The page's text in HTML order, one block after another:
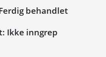
behandlet
Ikke inngrep